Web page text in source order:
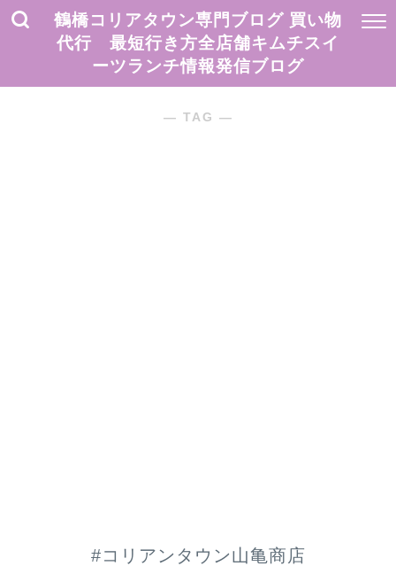
鶴橋コリアタウン専門ブログ 買い物
代行 最短行き方全店舗キムチスイ
ーツランチ情報発信ブログ
― TAG ―
#コリアンタウン山亀商店